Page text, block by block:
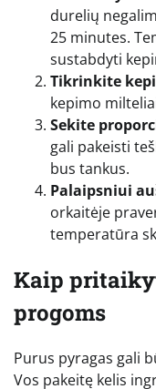
durelių
25 minutes.
sustabdyti
Tikrinkite
kepimo
Sekite
gali pakeisti
bus tankus.
Palaipsniui
orkaitėje
temperatūra
Kaip
progoms
Purus pyragas gali
Vos pakeitę kelis